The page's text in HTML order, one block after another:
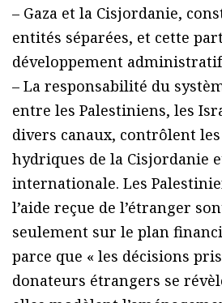
– Gaza et la Cisjordanie,
entités séparées, et cette
développement
– La responsabilité du
entre les Palestiniens, les
divers canaux, contrôlent
hydriques de la Cisjordanie
internationale. Les
l’aide reçue de l’étranger
seulement sur le plan
parce que « les décisions
donateurs étrangers se